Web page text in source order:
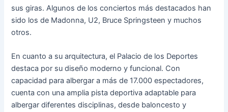
sus giras. Algunos de los conciertos más destacados han
sido los de Madonna, U2, Bruce Springsteen y muchos
otros.
En cuanto a su arquitectura, el Palacio de los Deportes
destaca por su diseño moderno y funcional. Con
capacidad para albergar a más de 17.000 espectadores,
cuenta con una amplia pista deportiva adaptable para
albergar diferentes disciplinas, desde baloncesto y